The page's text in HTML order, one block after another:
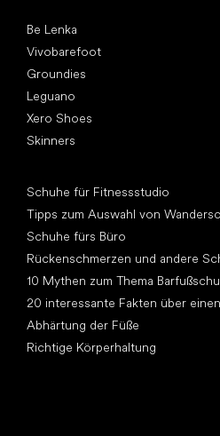
Be Lenka
Vivobarefoot
Groundies
Leguano
Xero Shoes
Skinners
Schuhe für Fitnessstudio
Tipps zum Auswahl von
Schuhe fürs Büro
Rückenschmerzen und andere
10 Mythen zum Thema
20 interessante Fakten über
Abhärtung der Füße
Richtige Körperhaltung